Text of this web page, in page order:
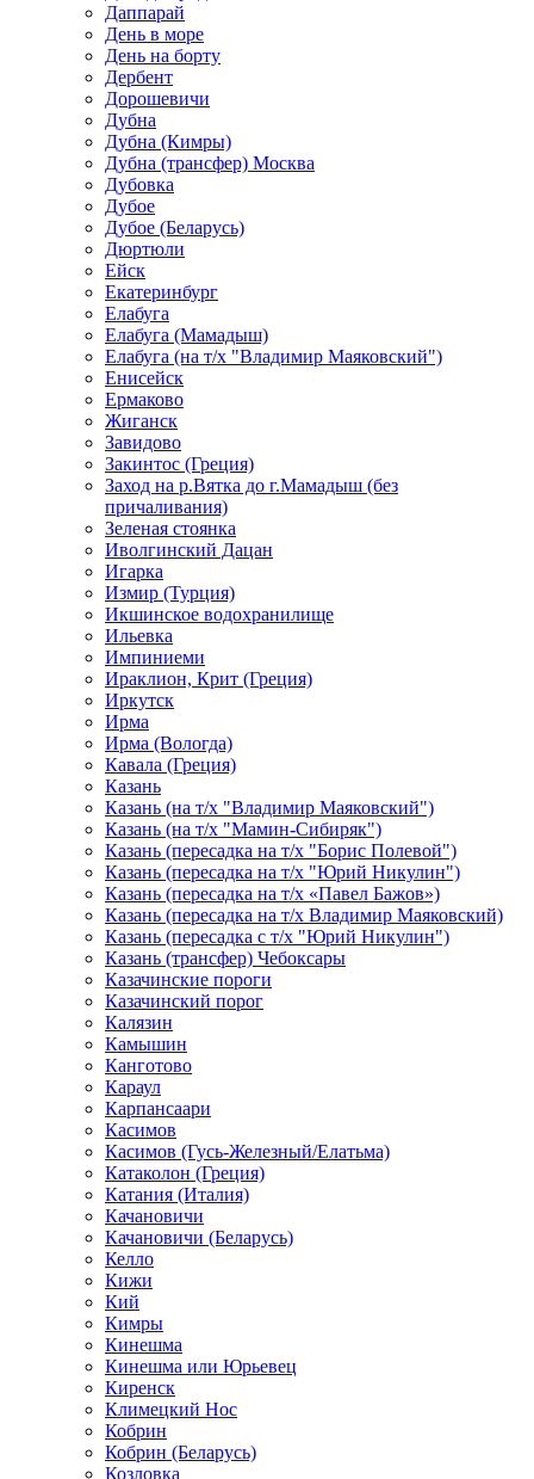
Даппарай
День в море
День на борту
Дербент
Дорошевичи
Дубна
Дубна (Кимры)
Дубна (трансфер) Москва
Дубовка
Дубое
Дубое (Беларусь)
Дюртюли
Ейск
Екатеринбург
Елабуга
Елабуга (Мамадыш)
Елабуга (на т/х "Владимир Маяковский")
Енисейск
Ермаково
Жиганск
Завидово
Закинтос (Греция)
Заход на р.Вятка до г.Мамадыш (без
причаливания)
Зеленая стоянка
Иволгинский Дацан
Игарка
Измир (Турция)
Икшинское водохранилище
Ильевка
Импиниеми
Ираклион, Крит (Греция)
Иркутск
Ирма
Ирма (Вологда)
Кавала (Греция)
Казань
Казань (на т/х "Владимир Маяковский")
Казань (на т/х "Мамин-Сибиряк")
Казань (пересадка на т/х "Борис Полевой")
Казань (пересадка на т/х "Юрий Никулин")
Казань (пересадка на т/х «Павел Бажов»)
Казань (пересадка на т/х Владимир Маяковский)
Казань (пересадка с т/х "Юрий Никулин")
Казань (трансфер) Чебоксары
Казачинские пороги
Казачинский порог
Калязин
Камышин
Канготово
Караул
Карпансаари
Касимов
Касимов (Гусь-Железный/Елатьма)
Катаколон (Греция)
Катания (Италия)
Качановичи
Качановичи (Беларусь)
Келло
Кижи
Кий
Кимры
Кинешма
Кинешма или Юрьевец
Киренск
Климецкий Нос
Кобрин
Кобрин (Беларусь)
Козловка